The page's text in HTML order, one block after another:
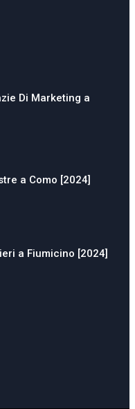
Di Marketing a
a Como [2024]
a Fiumicino [2024]